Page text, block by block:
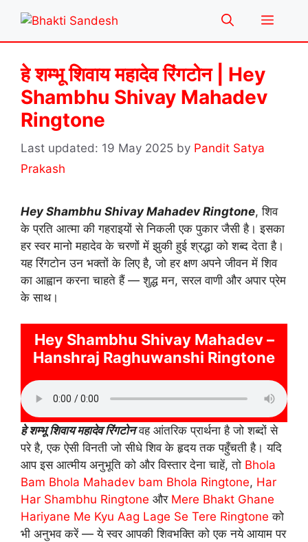
content
Menu
हे शम्भू शिवाय महादेव रिंगटोन | Hey
Shambhu Shivay Mahadev
Ringtone
19 May 2025 by Pandit Satya
Prakash
Hey Shambhu Shivay Mahadev Ringtone, शिव
के प्रति आत्मा की गहराइयों से निकली एक पुकार जैसी है। इसका
हर स्वर मानो महादेव के चरणों में झुकी हुई श्रद्धा को शब्द देता है।
यह रिंगटोन उन भक्तों के लिए है, जो हर क्षण अपने जीवन में शिव
का आह्वान करना चाहते हैं — शुद्ध मन, सरल वाणी और अपार प्रेम
के साथ।
Hey Shambhu Shivay Mahadev –
Hanshraj Raghuwanshi Ringtone
हे शम्भू शिवाय महादेव रिंगटोनवह आंतरिक प्रार्थना है जो शब्दों से
परे है, एक ऐसी विनती जो सीधे शिव के हृदय तक पहुँचती है। यदि
आप इस आत्मीय अनुभूति को और विस्तार देना चाहें, तो Bhola
Bam Bhola Mahadev bam Bhola Ringtone, Har
Har Shambhu Ringtone और Mere Bhakt Ghane
Hariyane Me Kyu Aag Lage Se Tere Ringtone को
भी अनुभव करें — ये स्वर आपकी शिवभक्ति को एक नये आयाम पर